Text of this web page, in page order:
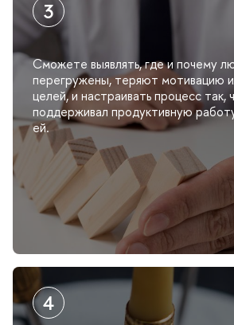
Сможете выявлять, где и почему
перегружены, теряют мотивацию
целей, и настраивать процесс так,
поддерживал продуктивную
ей.